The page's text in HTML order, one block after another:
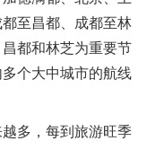
至昌都、成都至林
都和林芝为重要节
个大中城市的航线
多，每到旅游旺季